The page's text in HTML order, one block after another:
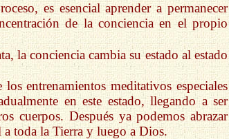
es esencial aprender a permanecer
de la conciencia en el propio
la conciencia cambia su estado al estado
entrenamientos meditativos especiales
en este estado, llegando a ser
cuerpos. Después ya podemos abrazar
toda la Tierra y luego a Dios.